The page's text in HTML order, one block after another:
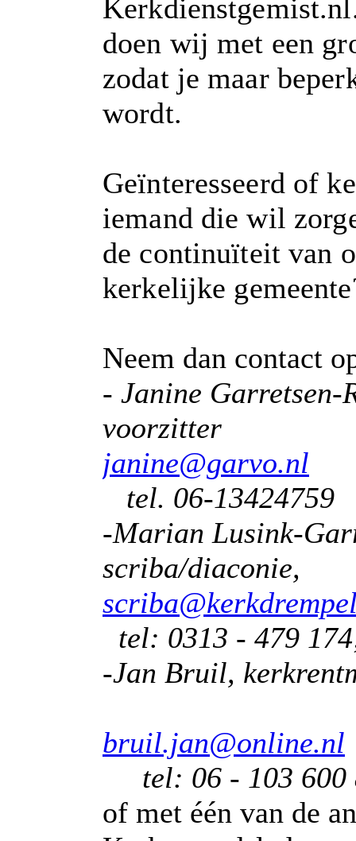
doen wij met een
zodat je maar
wordt.
Geïnteresseerd of
iemand die wil
de continuïteit van
kerkelijke
Neem dan contact
- Janine Garretsen-
janine@garvo.nl
tel. 06-13424759
-Marian Lusink-
scriba/
tel: 0313 - 479
-Jan Bruil,
bruil.jan@online.nl
tel: 06 - 103 600
of met één van de